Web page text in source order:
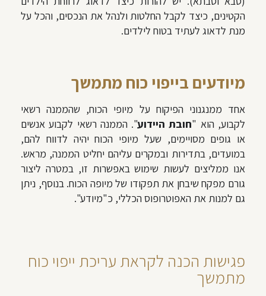
הקטינים, כיצד לקבל החלטות ולנהל את הנכסים, והכל על
מנת לדאוג לעתיד בטוח לילדים.
מיודעים בייפוי כוח מתמשך
אחד ממנגנוני הפיקוח על מיופי הכוח, שהממנה רשאי
לקבוע, הוא "חובת היידוע". הממנה רשאי לקבוע אנשים
או גופים מסויימים, שעל מיופי הכוח יהיה לדווח להם,
במועדים, בתדירות ובמקרים עליהם יחליט הממנה, מראש.
אנו ממליצים לעשות שימוש באפשרות זו, במטרה ליצור
גורם מפקח שיבחן את תפקודו של מיופה הכוח. בנוסף, ניתן
גם למנות את האפוטרופוס הכללי, כ"מיודע".
פגישות הכנה לקראת עריכת ייפוי כוח
מתמשך